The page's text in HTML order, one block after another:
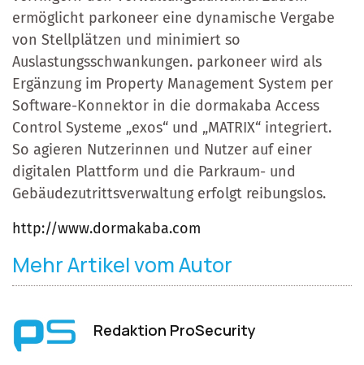
ermöglicht parkoneer eine dynamische Vergabe
von Stellplätzen und minimiert so
Auslastungsschwankungen. parkoneer wird als
Ergänzung im Property Management System per
Software-Konnektor in die dormakaba Access
Control Systeme „exos“ und „MATRIX“ integriert.
So agieren Nutzerinnen und Nutzer auf einer
digitalen Plattform und die Parkraum- und
Gebäudezutrittsverwaltung erfolgt reibungslos.
http://www.dormakaba.com
Mehr Artikel vom Autor
Redaktion ProSecurity